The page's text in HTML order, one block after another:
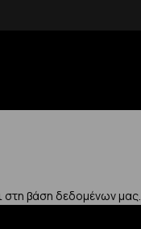
των 70€
στη βάση δεδομένων μας.